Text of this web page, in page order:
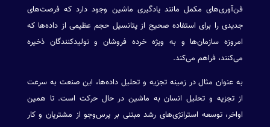
فن‌آوری‌های مکمل مانند یادگیری ماشین وجود دارد که فرصت‌های
جدیدی را برای استفاده صحیح از پتانسیل حجم عظیمی از داده‌ها که
امروزه سازمان‌ها و به ویژه خرده فروشان و تولیدکنندگان ذخیره
می‌کنند، فراهم می‌کند.
به عنوان مثال در زمینه تجزیه و تحلیل داده‌ها، این صنعت به سرعت
از تجزیه و تحلیل انسان به ماشین در حال حرکت است. تا همین
اواخر، توسعه استراتژی‌های رشد مبتنی بر پرس‌وجو از مشتریان و کار